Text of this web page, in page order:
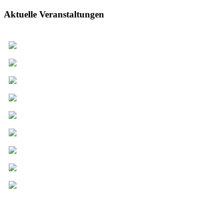
Aktuelle Veranstaltungen